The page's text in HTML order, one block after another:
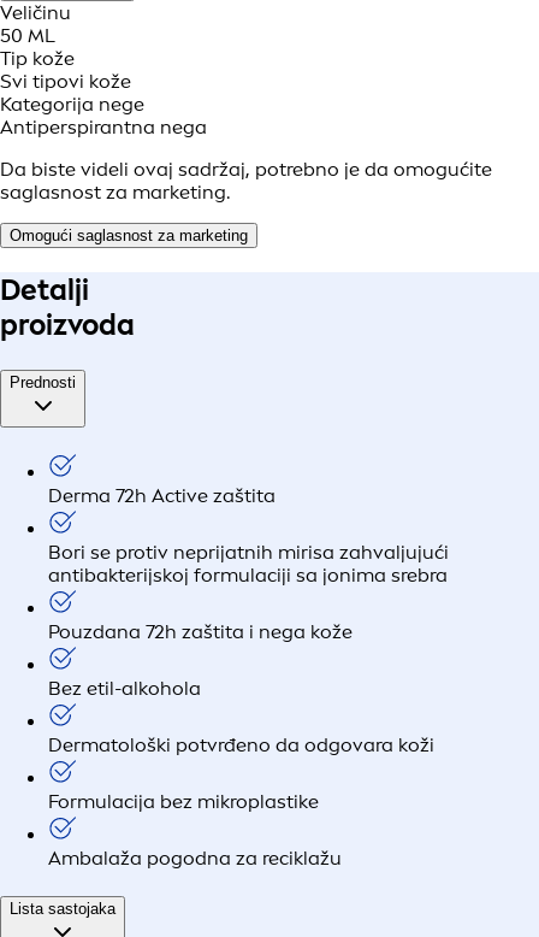
Veličinu
50 ML
Tip kože
Svi tipovi kože
Kategorija nege
Antiperspirantna nega
Da biste videli ovaj sadržaj, potrebno je da omogućite
saglasnost za marketing.
Omogući saglasnost za marketing
Detalji
proizvoda
Prednosti
Derma 72h Active zaštita
Bori se protiv neprijatnih mirisa zahvaljujući
antibakterijskoj formulaciji sa jonima srebra
Pouzdana 72h zaštita i nega kože
Bez etil-alkohola
Dermatološki potvrđeno da odgovara koži
Formulacija bez mikroplastike
Ambalaža pogodna za reciklažu
Lista sastojaka